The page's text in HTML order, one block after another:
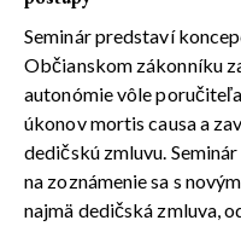
Seminár predstaví
Občianskom zákonníku
autonómie vôle
úkonov mortis causa a
dedičskú zmluvu.
na zoznámenie sa s
najmä dedičská zmluva,